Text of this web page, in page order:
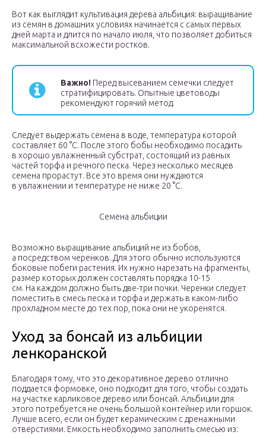
Вот как выглядит культивация дерева альбиция: выращивание
из семян в домашних условиях начинается с самых первых
дней марта и длится по начало июля, что позволяет добиться
максимальной всхожести ростков.
Важно! Перед высеванием семечки следует
стратифицировать. Опытные цветоводы
рекомендуют горячий метод.
Следует выдержать семена в воде, температура которой
составляет 60 °С. После этого бобы необходимо посадить
в хорошо увлажненный субстрат, состоящий из равных
частей торфа и речного песка. Через несколько месяцев
семена прорастут. Все это время они нуждаются
в увлажнении и температуре не ниже 20 °С.
Семена альбиции
Возможно выращивание альбиций не из бобов,
а посредством черенков. Для этого обычно используются
боковые побеги растения. Их нужно нарезать на фрагменты,
размер которых должен составлять порядка 10-15
см. На каждом должно быть две-три почки. Черенки следует
поместить в смесь песка и торфа и держать в каком-либо
прохладном месте до тех пор, пока они не укоренятся.
Уход за бонсай из альбиции
ленкоранской
Благодаря тому, что это декоративное дерево отлично
поддается формовке, оно подходит для того, чтобы создать
на участке карликовое дерево или бонсай. Альбиции для
этого потребуется не очень большой контейнер или горшок.
Лучше всего, если он будет керамическим с дренажными
отверстиями. Емкость необходимо заполнить смесью из: